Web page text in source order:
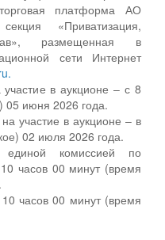
платформа АО
«Приватизация,
размещенная в
сети Интернет
в аукционе – с 8
05 июня 2026 года.
участие в аукционе – в
02 июля 2026 года.
единой комиссией по
часов 00 минут (время
часов 00 минут (время